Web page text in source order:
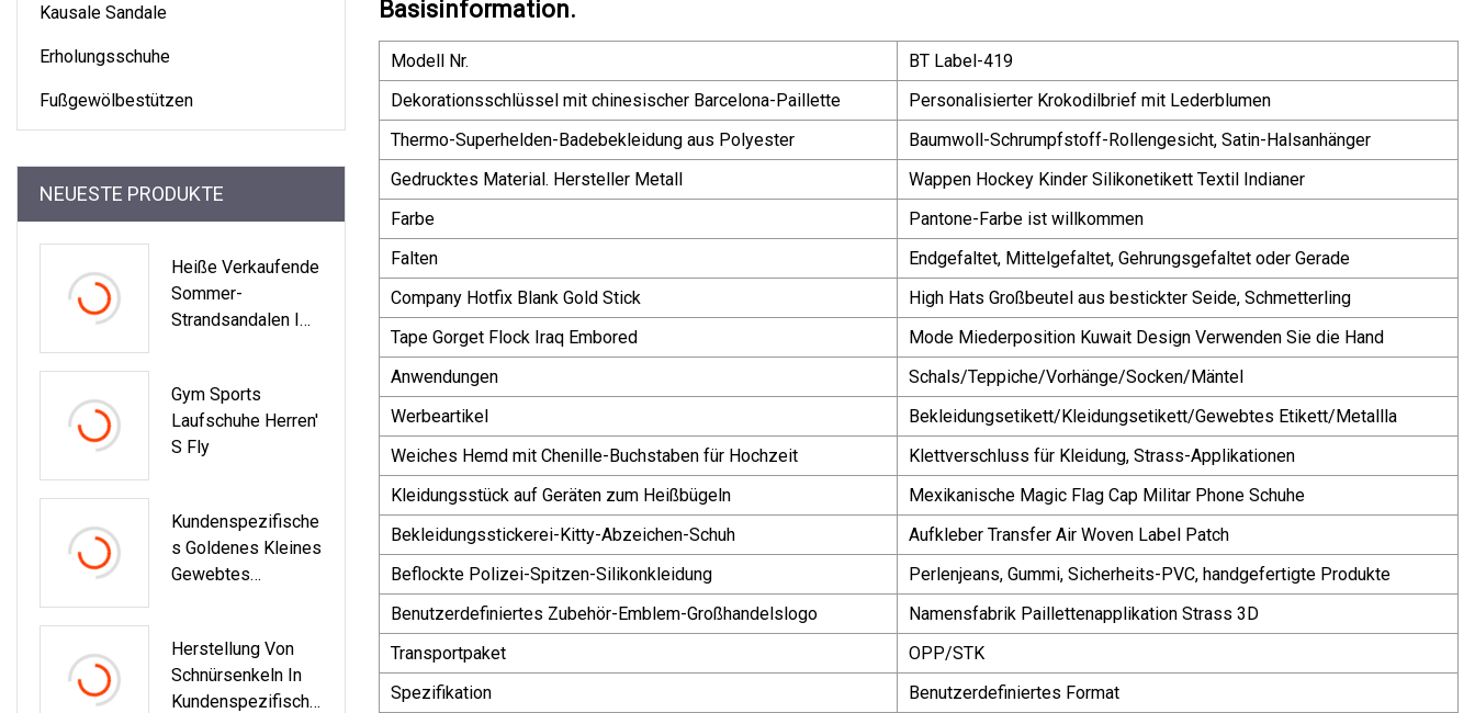
Kausale Sandale
Erholungsschuhe
Fußgewölbestützen
NEUESTE PRODUKTE
Heiße Verkaufende
Sommer-
Strandsandalen Im
Damen
Gym Sports
Laufschuhe Herren′
S Fly
Kundenspezifische
S Goldenes Kleines
Gewebtes
Ör
Herstellung Von
Schnürsenkeln In
Kundenspezifische
Basisinformation.
Modell Nr.
BT Label-419
Dekorationsschlüssel mit chinesischer Barcelona-Paillette
Personalisierter Krokodilbrief mit Lederblumen
Thermo-Superhelden-Badebekleidung aus Polyester
Baumwoll-Schrumpfstoff-Rollengesicht, Satin-Halsanhänger
Gedrucktes Material. Hersteller Metall
Wappen Hockey Kinder Silikonetikett Textil Indianer
Farbe
Pantone-Farbe ist willkommen
Falten
Endgefaltet, Mittelgefaltet, Gehrungsgefaltet oder Gerade
Company Hotfix Blank Gold Stick
High Hats Großbeutel aus bestickter Seide, Schmetterling
Tape Gorget Flock Iraq Embored
Mode Miederposition Kuwait Design Verwenden Sie die Hand
Anwendungen
Schals/Teppiche/Vorhänge/Socken/Mäntel
Werbeartikel
Bekleidungsetikett/Kleidungsetikett/Gewebtes Etikett/Metallla
Weiches Hemd mit Chenille-Buchstaben für Hochzeit
Klettverschluss für Kleidung, Strass-Applikationen
Kleidungsstück auf Geräten zum Heißbügeln
Mexikanische Magic Flag Cap Militar Phone Schuhe
Bekleidungsstickerei-Kitty-Abzeichen-Schuh
Aufkleber Transfer Air Woven Label Patch
Beflockte Polizei-Spitzen-Silikonkleidung
Perlenjeans, Gummi, Sicherheits-PVC, handgefertigte Produkte
Benutzerdefiniertes Zubehör-Emblem-Großhandelslogo
Namensfabrik Paillettenapplikation Strass 3D
Transportpaket
OPP/STK
Spezifikation
Benutzerdefiniertes Format